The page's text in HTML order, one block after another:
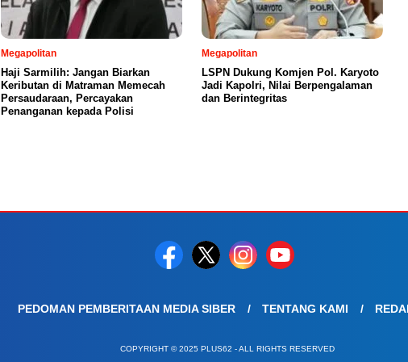
Megapolitan
Haji Sarmilih: Jangan Biarkan
Keributan di Matraman Memecah
Persaudaraan, Percayakan
Penanganan kepada Polisi
Megapolitan
LSPN Dukung Komjen Pol. Karyoto
Jadi Kapolri, Nilai Berpengalaman
dan Berintegritas
PEDOMAN PEMBERITAAN MEDIA SIBER TENTANG KAMI
COPYRIGHT © 2025 PLUS62 - ALL RIGHTS RESERVED